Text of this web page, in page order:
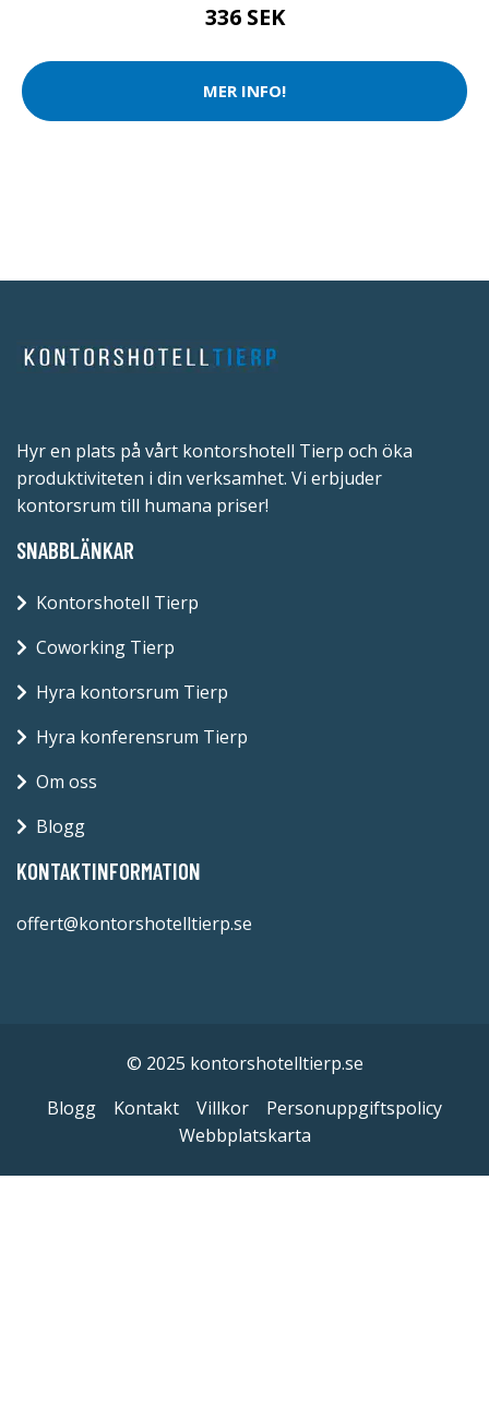
336 SEK
MER INFO!
Hyr en plats på vårt kontorshotell Tierp och öka
produktiviteten i din verksamhet. Vi erbjuder
kontorsrum till humana priser!
SNABBLÄNKAR
Kontorshotell Tierp
Coworking Tierp
Hyra kontorsrum Tierp
Hyra konferensrum Tierp
Om oss
Blogg
KONTAKTINFORMATION
offert@kontorshotelltierp.se
© 2025 kontorshotelltierp.se
Blogg
Kontakt Villkor
Personuppgiftspolicy
Webbplatskarta